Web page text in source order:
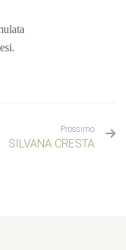
Prossimo
SILVANA CRESTA